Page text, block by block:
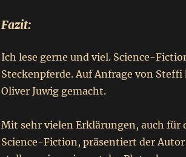
Fazit:
Ich lese gerne und viel. Science-
Steckenpferde. Auf Anfrage von
Oliver Juwig gemacht.
Mit sehr vielen Erklärungen, auch für
Science-Fiction, präsentiert der